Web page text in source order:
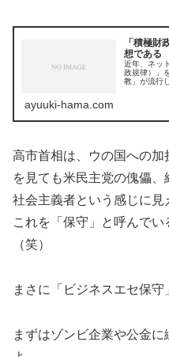
「積極財
想である
近年、ネッ
政規律）」
教」が流行
ayuuki-hama.com
高市首相は、ウの国への
を見ても米民主党の傀儡
社会主義者という感じに見
これを「保守」と呼んで
（笑）
まさに「ビジネスエセ保守
まずはゾンビ企業や公金